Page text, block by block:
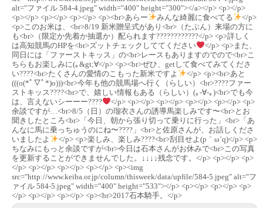
alt="ファイル 584-4.jpeg" width="400" height="300"></a></p> <p></p>
<p></p> <p></p> <p></p> <p><br>あらー
みんな綺麗に食べてる
</p>
<p>このお米は、<br>8/19 新米贈呈式があり<br>（たぶん）来場の方に
も<br>（限定か先着か抽選か）配られます????????????</p> <p>詳しく
は高知競馬のHPを<br>ズットチェックしててください
</p> <p>また、
同日には「ファーストキッス」の<br>レースもありますのでので<br>こ
ちらもお楽しみに(｡&gt;∀</p> <p><br>ぜひ、getして食べてみてくださ
い????<br>たくさんの愛情のこもった新米ですよ
</p> <p><br>あと
(((o(*ﾟ▽ﾟ*)o)))<br>今年も他の競馬場へ行く（らしい）<br>????ファー
ストキッス????<br>で、嬉しい情報もある（らしい）(｡-∀-｡)<br>でも今
は、言えないシーーー????
</p> <p></p> <p></p> <p></p> <p></p> <p>
余談ですが…<br>8/5（日）の瑠衣さんの誘導馬楽しみです〜<br>とお
聞きしたところ<br>「今日、朝から張り切って乗りに行った」<br>「あ
んなに馬に乗っちゅうのにね〜????」<br>と佐原さんが、お話しくださ
いましたよ
</p> <p>楽しみ、楽しみ????<br>刮目せよ(p｀ω´q)</p> <p>
ちなみにもっと余談ですが<br>今日は石本さんがお休みで<br>この写真
を更新することができませんでした。↓↓↓↓残念です。</p> <p></p> <p>
</p> <p></p> <p></p> <p></p> <p><img
src="http://www.keiba.or.jp/column/thisweek/data/upfile/584-5.jpeg" alt="フ
ァイル 584-5.jpeg" width="400" height="533"></p> <p></p> <p></p> <p>
</p> <p></p> <p></p> <p><br>2017石本騎手。</p>